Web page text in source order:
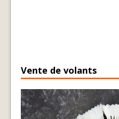
Vente de volants